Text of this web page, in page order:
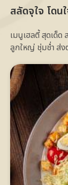
สลัดจุใจ โดน
เมนูเฮลตี้ สุดเด็ด
ลูกใหญ่ ชุ่มช่ำ ส่ง